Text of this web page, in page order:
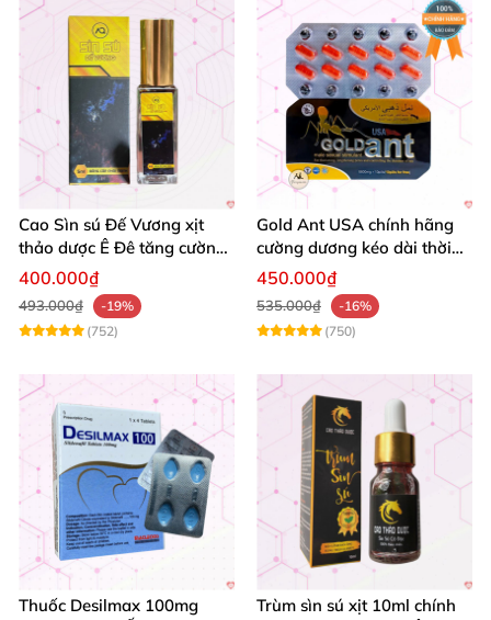
Cao Sìn sú Đế Vương xịt
thảo dược Ê Đê tăng cường
bản lĩnh nam
400.000₫
493.000₫
-19%
(752)
Gold Ant USA chính hãng
cường dương kéo dài thời
gian - Kiến Vàng Đen Tây
450.000₫
535.000₫
-16%
(750)
Thuốc Desilmax 100mg
Trùm sìn sú xịt 10ml chính